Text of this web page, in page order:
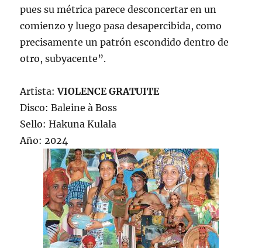
pues su métrica parece desconcertar en un
comienzo y luego pasa desapercibida, como
precisamente un patrón escondido dentro de
otro, subyacente”.
Artista:VIOLENCE GRATUITE
Disco: Baleine à Boss
Sello: Hakuna Kulala
Año: 2024